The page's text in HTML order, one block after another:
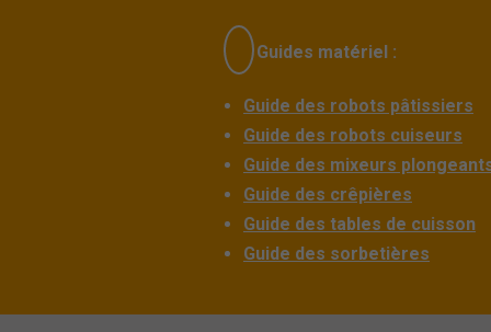
Guides matériel :
Guide des robots pâtissiers
Guide des robots cuiseurs
Guide des mixeurs
Guide des crêpières
Guide des tables de cuisson
Guide des sorbetières